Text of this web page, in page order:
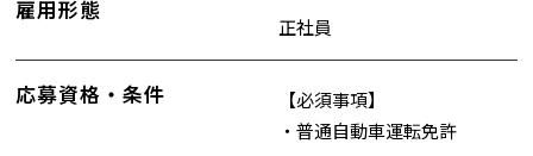
雇用形態
正社員
応募資格・条件
【必須事項】
・普通自動車運転免許